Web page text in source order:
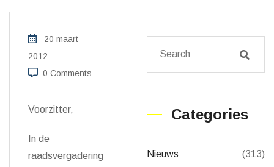
20 maart
2012
0 Comments
Voorzitter,
In de
raadsvergadering
Categories
Nieuws (313)